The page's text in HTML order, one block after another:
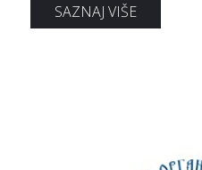
SAZNAJ VIŠE